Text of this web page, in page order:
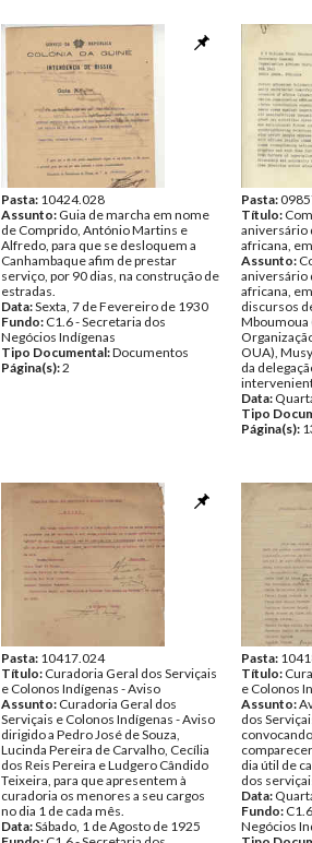
Pasta: 10424.028
Assunto: Guia de marcha em nome
de Comprido, António Martins e
Alfredo, para que se desloquem a
Canhambaque afim de prestar
serviço, por 90 dias, na construção de
estradas.
Data:Sexta, 7 de Fevereiro de 1930
Fundo: C1.6 - Secretaria dos
Negócios Indígenas
Tipo Documental:Documentos
Página(s):2
Pasta:
Título:
aniversário
africana,
Assunto:
aniversário
africana,
discursos
Mboumoua
OUA),
da
Data:
Tipo
Página(s):
Pasta: 10417.024
Título: Curadoria Geral dos Serviçais
e Colonos Indígenas - Aviso
Assunto: Curadoria Geral dos
Serviçais e Colonos Indígenas - Aviso
dirigido a Pedro José de Souza,
Lucinda Pereira de Carvalho, Cecília
dos Reis Pereira e Ludgero Cândido
Teixeira, para que apresentem à
curadoria os menores a seu cargos
no dia 1 de cada mês.
Data:Sábado, 1 de Agosto de 1925
Pasta:
Título:
e Colonos
Assunto:
dos
dia útil de
dos
Data:
Fundo:
Negócios